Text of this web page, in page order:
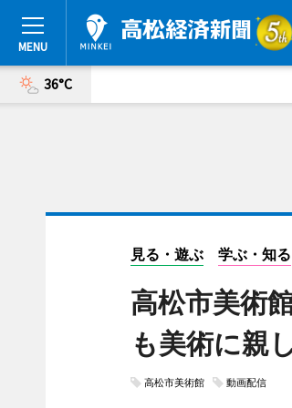
36°C
見る・遊ぶ 学ぶ・知る
高松市美術
も美術に親
高松市美術館 動画配信